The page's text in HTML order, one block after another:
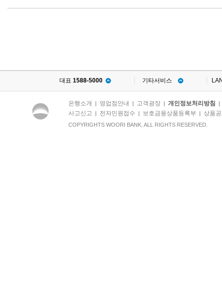
대표 1588-5000 기타서비스
은행소개 영업점안내 고객광장| 개인정보처리방침
사고신고 전자민원접수 보호금융상품등록부 상품
COPYRIGHTS WOORI BANK. ALL RIGHTS RESERVED.